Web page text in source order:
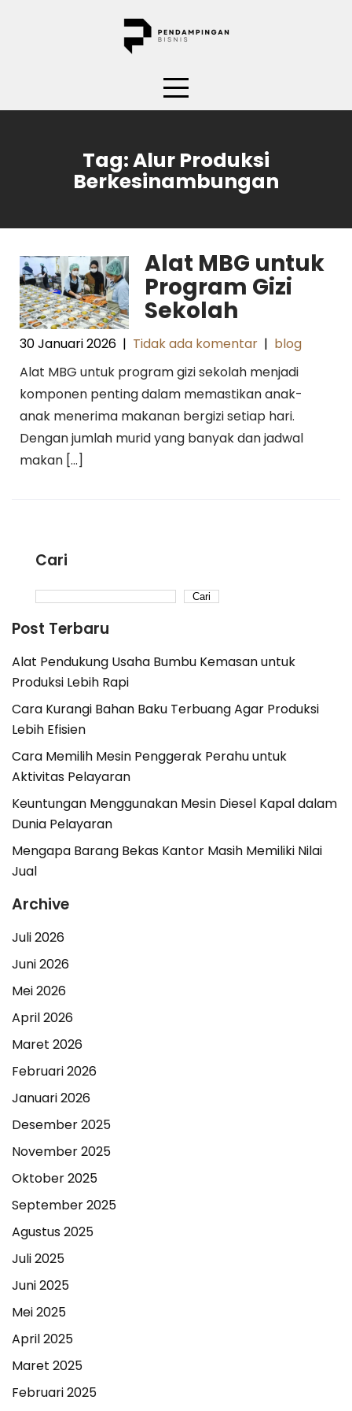
Tag:Alur Produksi
Berkesinambungan
Alat MBG untuk
Program Gizi
Sekolah
30 Januari 2026 | Tidak ada komentar | blog
Alat MBG untuk program gizi sekolah menjadi
komponen penting dalam memastikan anak-
anak menerima makanan bergizi setiap hari.
Dengan jumlah murid yang banyak dan jadwal
makan […]
Cari
Cari
Post Terbaru
Alat Pendukung Usaha Bumbu Kemasan untuk
Produksi Lebih Rapi
Cara Kurangi Bahan Baku Terbuang Agar Produksi
Lebih Efisien
Cara Memilih Mesin Penggerak Perahu untuk
Aktivitas Pelayaran
Keuntungan Menggunakan Mesin Diesel Kapal dalam
Dunia Pelayaran
Mengapa Barang Bekas Kantor Masih Memiliki Nilai
Jual
Archive
Juli 2026
Juni 2026
Mei 2026
April 2026
Maret 2026
Februari 2026
Januari 2026
Desember 2025
November 2025
Oktober 2025
September 2025
Agustus 2025
Juli 2025
Juni 2025
Mei 2025
April 2025
Maret 2025
Februari 2025